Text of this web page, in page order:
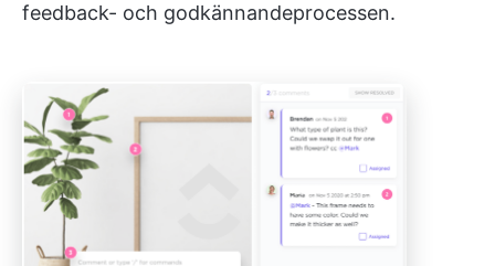
feedback- och godkännandeprocessen.